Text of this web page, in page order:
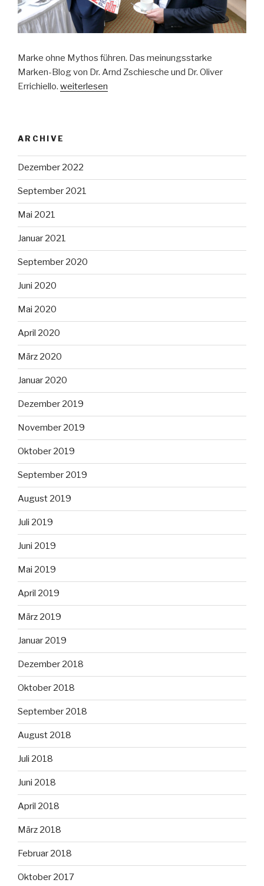
Marke ohne Mythos führen. Das meinungsstarke
Marken-Blog von Dr. Arnd Zschiesche und Dr. Oliver
Errichiello. weiterlesen
ARCHIVE
Dezember 2022
September 2021
Mai 2021
Januar 2021
September 2020
Juni 2020
Mai 2020
April 2020
März 2020
Januar 2020
Dezember 2019
November 2019
Oktober 2019
September 2019
August 2019
Juli 2019
Juni 2019
Mai 2019
April 2019
März 2019
Januar 2019
Dezember 2018
Oktober 2018
September 2018
August 2018
Juli 2018
Juni 2018
April 2018
März 2018
Februar 2018
Oktober 2017